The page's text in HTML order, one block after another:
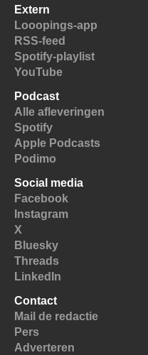
Extern
Looopings-app
RSS-feed
Spotify-playlist
YouTube
Podcast
Alle afleveringen
Spotify
Apple Podcasts
Podimo
Social media
Facebook
Instagram
X
Bluesky
Threads
LinkedIn
Contact
Mail de redactie
Pers
Adverteren